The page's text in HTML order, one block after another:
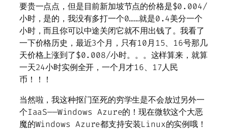
要贵一点点，但是目前新加坡节点的价格是$0.004/
小时，是的，我没有多打一个0……就是0.4美分一个
小时，而且你可以中途关闭它就不用出钱了。我看了
一下价格历史，最近3个月，只有10月15、16号那几
天价格上涨到了$0.008/小时。。。这样算来，就算
一天24小时实例全开，一个月才16、17人民
币！！！
当然啦，我这种抠门至死的穷学生是不会放过另外一
个IaaS——Windows Azure的！现在微软这个大恶
魔的Windows Azure都支持安装Linux的实例哦！